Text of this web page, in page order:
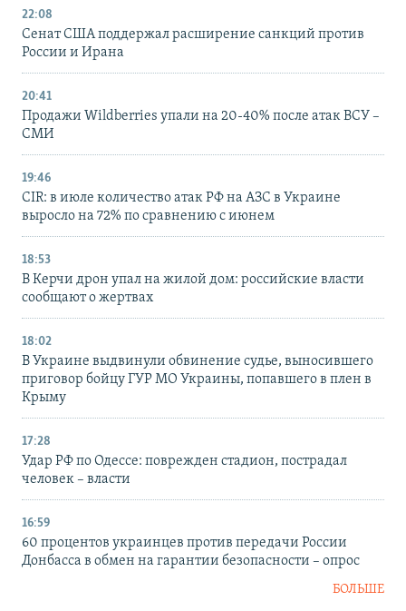
22:08
Сенат США поддержал расширение санкций против
России и Ирана
20:41
Продажи Wildberries упали на 20-40% после атак ВСУ –
СМИ
19:46
CIR: в июле количество атак РФ на АЗС в Украине
выросло на 72% по сравнению с июнем
18:53
В Керчи дрон упал на жилой дом: российские власти
сообщают о жертвах
18:02
В Украине выдвинули обвинение судье, выносившего
приговор бойцу ГУР МО Украины, попавшего в плен в
Крыму
17:28
Удар РФ по Одессе: поврежден стадион, пострадал
человек – власти
16:59
60 процентов украинцев против передачи России
Донбасса в обмен на гарантии безопасности – опрос
БОЛЬШЕ